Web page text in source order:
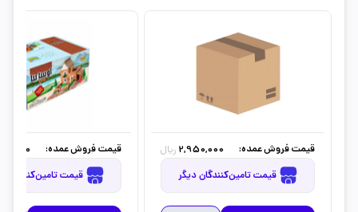
قیمت فروش عمده: 2,950,000 ریال
قیمت تامین‌کنندگان دیگر
قیمت فروش عمده:
قیمت تامین‌کنندگان دیگر